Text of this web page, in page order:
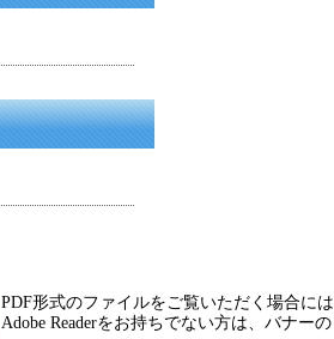
PDF形式のファイルをご覧いただく場合に
Adobe Readerをお持ちでない方は、バナー